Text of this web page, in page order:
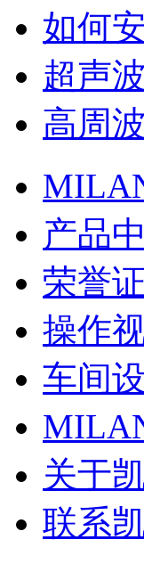
如何
超声
高周
产品
荣誉
操作
车间
关于
联系